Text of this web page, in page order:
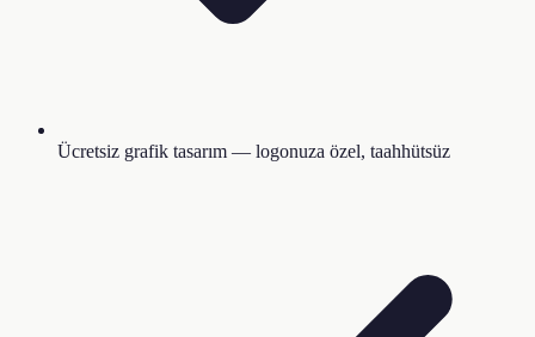
Ücretsiz grafik tasarım — logonuza özel, taahhütsüz